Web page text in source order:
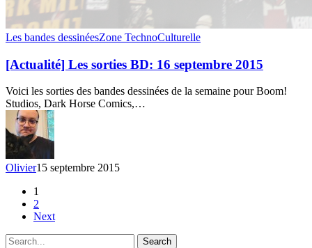
[Actualité]
sorties
BD:
16
septembre
2015
Les bandes dessinéesZone TechnoCulturelle
[Actualité] Les sorties BD: 16 septembre 2015
Voici les sorties des bandes dessinées de la semaine pour Boom!
Studios, Dark Horse Comics,…
Olivier15 septembre 2015
1
2
Next
Search